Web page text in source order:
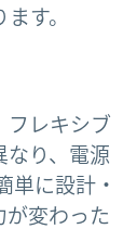
す。
フレキシブ
なり、電源
単に設計・
が変わった